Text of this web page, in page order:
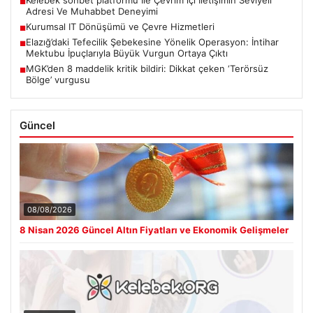
Adresi Ve Muhabbet Deneyimi
■Kurumsal IT Dönüşümü ve Çevre Hizmetleri
■Elazığ’daki Tefecilik Şebekesine Yönelik Operasyon: İntihar
Mektubu İpuçlarıyla Büyük Vurgun Ortaya Çıktı
■MGK’den 8 maddelik kritik bildiri: Dikkat çeken ‘Terörsüz
Bölge’ vurgusu
Güncel
08/08/2026
8 Nisan 2026 Güncel Altın Fiyatları ve Ekonomik Gelişmeler